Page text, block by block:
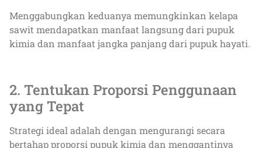
Menggabungkan keduanya memungkinkan kelapa
sawit mendapatkan manfaat langsung dari pupuk
kimia dan manfaat jangka panjang dari pupuk hayati.
2. Tentukan Proporsi Penggunaan
yang Tepat
Strategi ideal adalah dengan mengurangi secara
bertahap proporsi pupuk kimia dan menggantinya